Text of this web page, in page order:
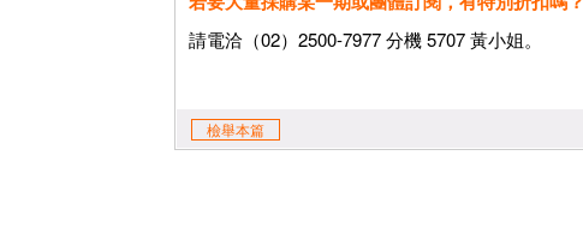
請電洽（02）2500-7977 分機 5707 黃小姐。
檢舉本篇